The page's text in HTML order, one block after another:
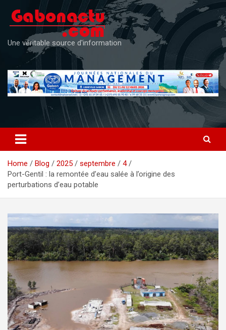
content
Une véritable source d'information
Home Blog 2025 septembre
4
Port-Gentil : la remontée d’eau salée à l’origine des
perturbations d’eau potable